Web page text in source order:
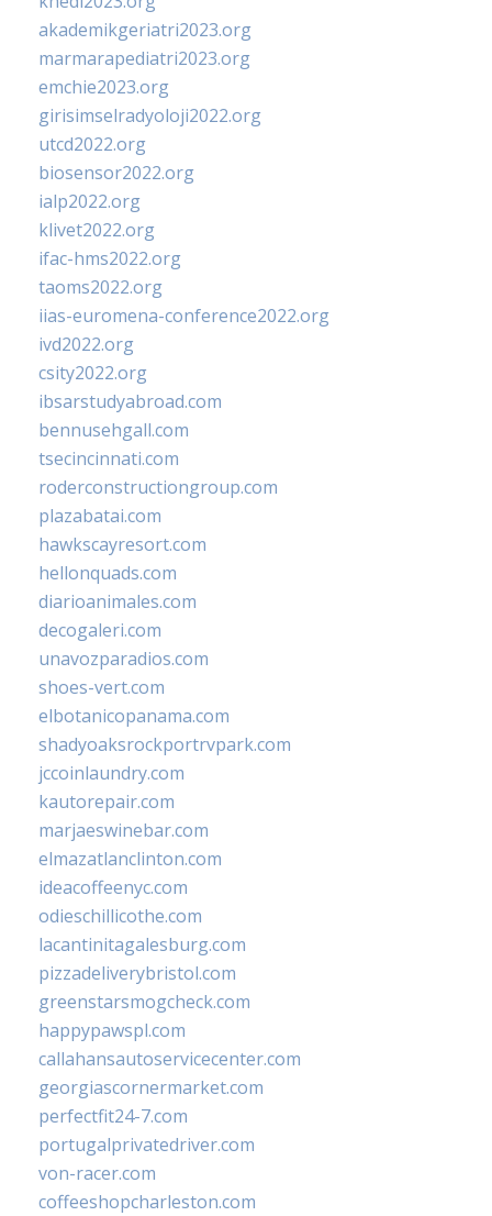
akademikgeriatri2023.org
marmarapediatri2023.org
emchie2023.org
girisimselradyoloji2022.org
utcd2022.org
biosensor2022.org
ialp2022.org
klivet2022.org
ifac-hms2022.org
taoms2022.org
iias-euromena-conference2022.org
ivd2022.org
csity2022.org
ibsarstudyabroad.com
bennusehgall.com
tsecincinnati.com
roderconstructiongroup.com
plazabatai.com
hawkscayresort.com
hellonquads.com
diarioanimales.com
decogaleri.com
unavozparadios.com
shoes-vert.com
elbotanicopanama.com
shadyoaksrockportrvpark.com
jccoinlaundry.com
kautorepair.com
marjaeswinebar.com
elmazatlanclinton.com
ideacoffeenyc.com
odieschillicothe.com
lacantinitagalesburg.com
pizzadeliverybristol.com
greenstarsmogcheck.com
happypawspl.com
callahansautoservicecenter.com
georgiascornermarket.com
perfectfit24-7.com
portugalprivatedriver.com
von-racer.com
coffeeshopcharleston.com